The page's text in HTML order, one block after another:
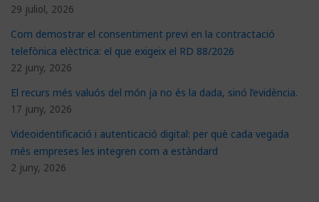
29 juliol, 2026
Com demostrar el consentiment previ en la contractació
telefònica elèctrica: el que exigeix el RD 88/2026
22 juny, 2026
El recurs més valuós del món ja no és la dada, sinó l’evidència.
17 juny, 2026
Videoidentificació i autenticació digital: per què cada vegada
més empreses les integren com a estàndard
2 juny, 2026